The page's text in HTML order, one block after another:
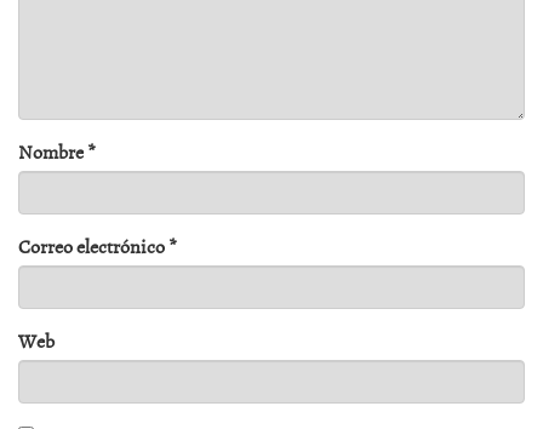
Nombre*
Correo electrónico*
Web